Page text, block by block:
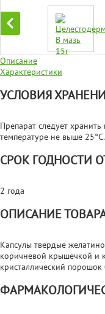
Описание
Характеристики
УСЛОВИЯ
Препарат следует
температуре не выше 25°С.
СРОК ГОДНОСТИ
2 года
ОПИСАНИЕ
Капсулы твердые
коричневой крышечкой и
кристаллический